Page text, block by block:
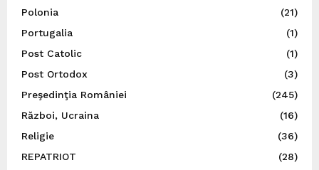
Polonia
(21)
Portugalia
(1)
Post Catolic
(1)
Post Ortodox
(3)
Preşedinţia României
(245)
Război, Ucraina
(16)
Religie
(36)
REPATRIOT
(28)